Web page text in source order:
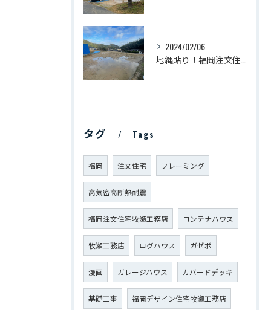
2024/02/06
タグ Tags
福岡 注文住宅 フレーミング
高気密高断熱耐震
福岡注文住宅牧瀬工務店 コンテナハウス
牧瀬工務店 ログハウス ガゼボ
漫画 ガレージハウス カバードデッキ
基礎工事 福岡デザイン住宅牧瀬工務店